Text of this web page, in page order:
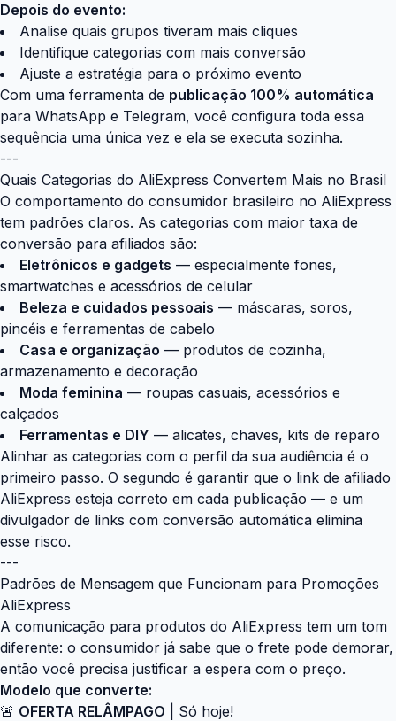
Depois do evento:
Analise quais grupos tiveram mais cliques
Identifique categorias com mais conversão
Ajuste a estratégia para o próximo evento
Com uma ferramenta de publicação 100% automática
para WhatsApp e Telegram, você configura toda essa
sequência uma única vez e ela se executa sozinha.
---
Quais Categorias do AliExpress Convertem Mais no Brasil
O comportamento do consumidor brasileiro no AliExpress
tem padrões claros. As categorias com maior taxa de
conversão para afiliados são:
Eletrônicos e gadgets — especialmente fones,
smartwatches e acessórios de celular
Beleza e cuidados pessoais — máscaras, soros,
pincéis e ferramentas de cabelo
Casa e organização — produtos de cozinha,
armazenamento e decoração
Moda feminina — roupas casuais, acessórios e
calçados
Ferramentas e DIY — alicates, chaves, kits de reparo
Alinhar as categorias com o perfil da sua audiência é o
primeiro passo. O segundo é garantir que o link de afiliado
AliExpress esteja correto em cada publicação — e um
divulgador de links com conversão automática elimina
esse risco.
---
Padrões de Mensagem que Funcionam para Promoções
AliExpress
A comunicação para produtos do AliExpress tem um tom
diferente: o consumidor já sabe que o frete pode demorar,
então você precisa justificar a espera com o preço.
Modelo que converte:
🚨 OFERTA RELÂMPAGO | Só hoje!